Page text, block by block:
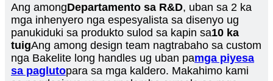
Ang amongDepartamento sa R&D, uban sa 2 ka
mga inhenyero nga espesyalista sa disenyo ug
panukiduki sa produkto sulod sa kapin sa10 ka
tuigAng among design team nagtrabaho sa custom
nga Bakelite long handles ug uban pamga piyesa
sa paglutopara sa mga kaldero. Makahimo kami